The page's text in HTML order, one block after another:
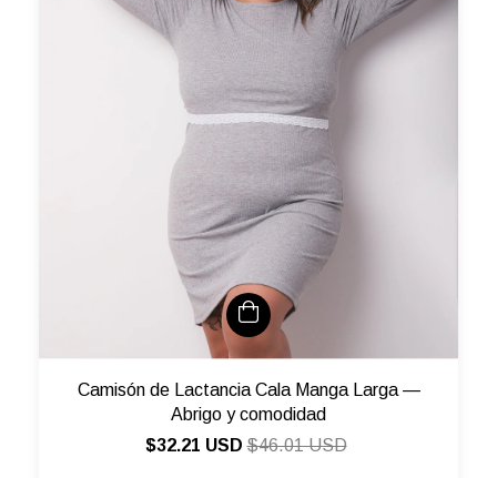
Camisón de Lactancia Cala Manga Larga —
Abrigo y comodidad
$32.21 USD$46.01 USD